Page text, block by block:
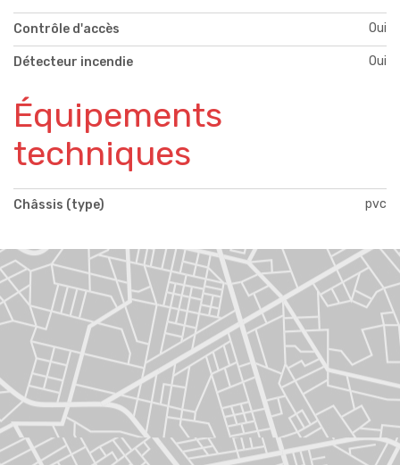
Contrôle d'accès Oui
Détecteur incendie Oui
Équipements
techniques
Châssis (type) pvc